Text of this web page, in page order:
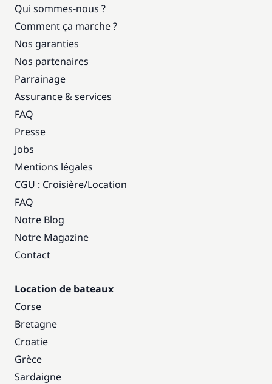
Qui sommes-nous ?
Comment ça marche ?
Nos garanties
Nos partenaires
Parrainage
Assurance & services
FAQ
Presse
Jobs
Mentions légales
CGU : Croisière/Location
FAQ
Notre Blog
Notre Magazine
Contact
Location de bateaux
Corse
Bretagne
Croatie
Grèce
Sardaigne